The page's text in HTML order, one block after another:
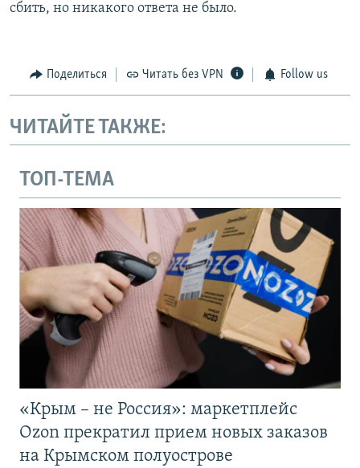
сбить, но никакого ответа не было.
Поделиться Читать без VPN Follow us
ЧИТАЙТЕ ТАКЖЕ:
ТОП-ТЕМА
«Крым – не Россия»: маркетплейс
Ozon прекратил прием новых заказов
на Крымском полуострове